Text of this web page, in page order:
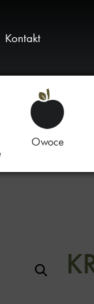
Kontakt
Owoce